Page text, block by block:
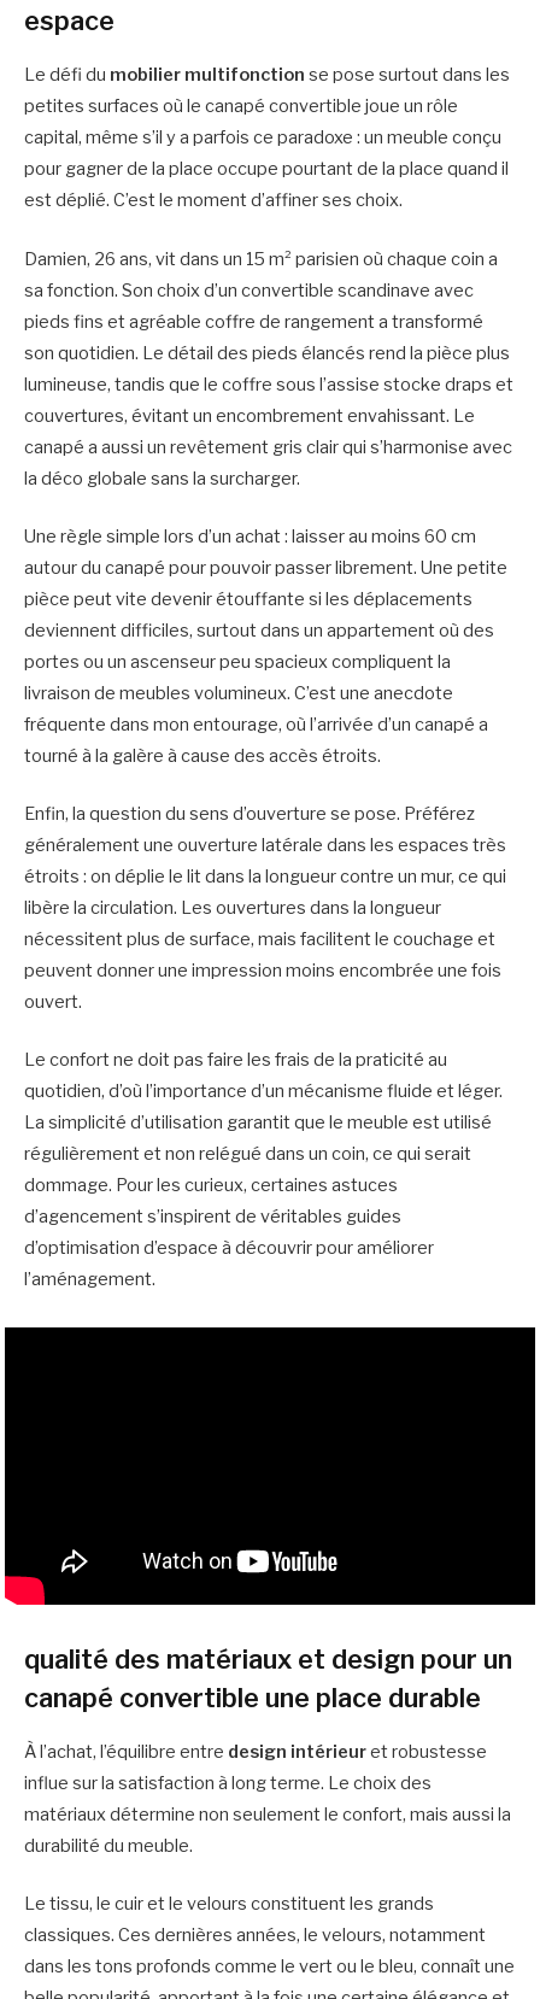
espace
Le défi du mobilier multifonction se pose surtout dans les
petites surfaces où le canapé convertible joue un rôle
capital, même s’il y a parfois ce paradoxe : un meuble conçu
pour gagner de la place occupe pourtant de la place quand il
est déplié. C’est le moment d’affiner ses choix.
Damien, 26 ans, vit dans un 15 m² parisien où chaque coin a
sa fonction. Son choix d’un convertible scandinave avec
pieds fins et agréable coffre de rangement a transformé
son quotidien. Le détail des pieds élancés rend la pièce plus
lumineuse, tandis que le coffre sous l’assise stocke draps et
couvertures, évitant un encombrement envahissant. Le
canapé a aussi un revêtement gris clair qui s’harmonise avec
la déco globale sans la surcharger.
Une règle simple lors d’un achat : laisser au moins 60 cm
autour du canapé pour pouvoir passer librement. Une petite
pièce peut vite devenir étouffante si les déplacements
deviennent difficiles, surtout dans un appartement où des
portes ou un ascenseur peu spacieux compliquent la
livraison de meubles volumineux. C’est une anecdote
fréquente dans mon entourage, où l’arrivée d’un canapé a
tourné à la galère à cause des accès étroits.
Enfin, la question du sens d’ouverture se pose. Préférez
généralement une ouverture latérale dans les espaces très
étroits : on déplie le lit dans la longueur contre un mur, ce qui
libère la circulation. Les ouvertures dans la longueur
nécessitent plus de surface, mais facilitent le couchage et
peuvent donner une impression moins encombrée une fois
ouvert.
Le confort ne doit pas faire les frais de la praticité au
quotidien, d’où l’importance d’un mécanisme fluide et léger.
La simplicité d’utilisation garantit que le meuble est utilisé
régulièrement et non relégué dans un coin, ce qui serait
dommage. Pour les curieux, certaines astuces
d’agencement s’inspirent de véritables guides
d’optimisation d’espace à découvrir pour améliorer
l’aménagement.
qualité des matériaux et design pour un
canapé convertible une place durable
À l’achat, l’équilibre entre design intérieuret robustesse
influe sur la satisfaction à long terme. Le choix des
matériaux détermine non seulement le confort, mais aussi la
durabilité du meuble.
Le tissu, le cuir et le velours constituent les grands
classiques. Ces dernières années, le velours, notamment
dans les tons profonds comme le vert ou le bleu, connaît une